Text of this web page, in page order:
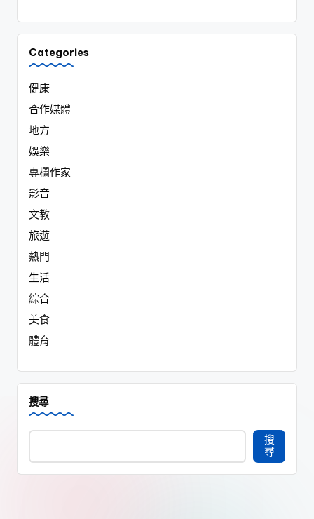
Categories
健康
合作媒體
地方
娛樂
專欄作家
影音
文教
旅遊
熱門
生活
綜合
美食
體育
搜尋
搜
尋